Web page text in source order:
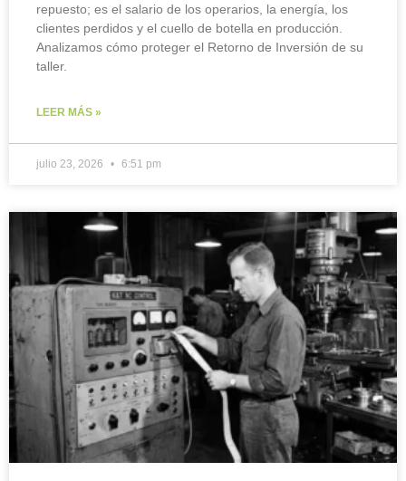
repuesto; es el salario de los operarios, la energía, los
clientes perdidos y el cuello de botella en producción.
Analizamos cómo proteger el Retorno de Inversión de su
taller.
LEER MÁS »
julio 23, 2026 6:51 pm